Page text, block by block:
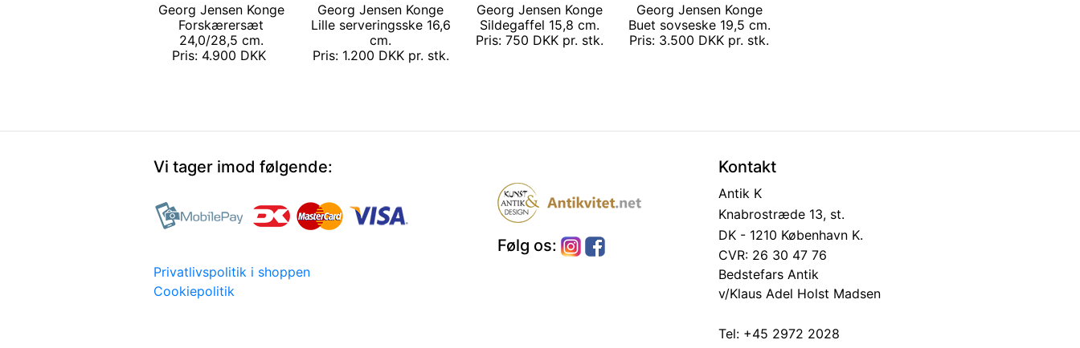
Georg Jensen Konge
Forskærersæt
24,0/28,5 cm.
Pris: 4.900 DKK
Georg Jensen Konge
Lille serveringsske 16,6
cm.
Pris: 1.200 DKK pr. stk.
Georg Jensen Konge
Sildegaffel 15,8 cm.
Pris: 750 DKK pr. stk.
Georg Jensen Konge
Buet sovseske 19,5 cm.
Pris: 3.500 DKK pr. stk.
Vi tager imod følgende:
Privatlivspolitik i shoppen
Cookiepolitik
Følg os:
Kontakt
Antik K
Knabrostræde 13, st.
DK - 1210 København K.
CVR: 26 30 47 76
Bedstefars Antik
v/Klaus Adel Holst Madsen
Tel: +45 2972 2028